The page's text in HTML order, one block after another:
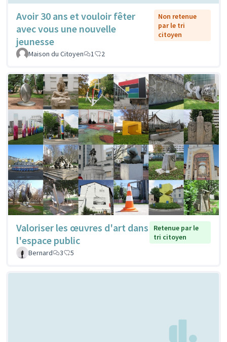
Avoir 30 ans et vouloir fêter
avec vous une nouvelle
jeunesse
Non retenue
par le tri
citoyen
Maison du Citoyen 1 2
Valoriser les œuvres d'art dans
l'espace public
Retenue par le
tri citoyen
Bernard
3 5